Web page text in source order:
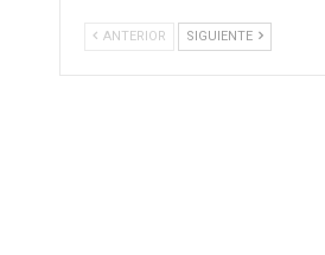
ANTERIOR SIGUIENTE